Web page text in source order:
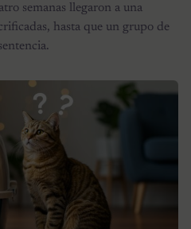
semanas llegaron a una
hasta que un grupo de